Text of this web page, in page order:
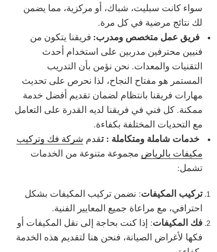
سواء كانت سبليت، شباك، أو مركزية، مما يضمن
لك نتائج مرضية في كل مرة.
فريق عمل متخصص ومدرب: فريقنا يتكون من
فنيين محترفين مدربين على استخدام أحدث
التقنيات والمعدات. نحن نؤمن بأن التدريب
المستمر هو مفتاح النجاح، لذا نحرص على تحديث
مهارات فريقنا بانتظام لضمان تقديم أفضل خدمة
ممكنة. كل فني في فريقنا لديه القدرة على التعامل
مع التحديات المختلفة بكفاءة.
خدمات شاملة ومتكاملة : تقدم شركة فك وتركيب
مكيفات بالرياض مجموعة متنوعة من الخدمات
تشمل:
تركيب المكيفات: نضمن تركيب المكيفات بشكل
احترافي، مع مراعاة جميع المعايير الفنية.
فك المكيفات: إذا كنت بحاجة إلى نقل المكيفات أو
فكها لأغراض الصيانة، فنحن هنا لتقديم هذه الخدمة